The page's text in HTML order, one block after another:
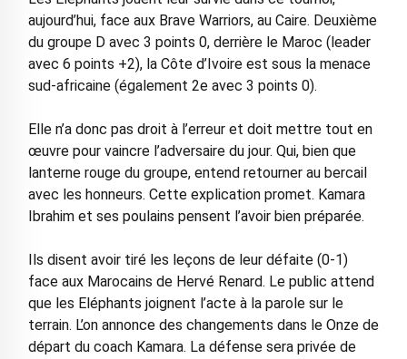
aujourd’hui, face aux Brave Warriors, au Caire. Deuxième
du groupe D avec 3 points 0, derrière le Maroc (leader
avec 6 points +2), la Côte d’Ivoire est sous la menace
sud-africaine (également 2e avec 3 points 0).
Elle n’a donc pas droit à l’erreur et doit mettre tout en
œuvre pour vaincre l’adversaire du jour. Qui, bien que
lanterne rouge du groupe, entend retourner au bercail
avec les honneurs. Cette explication promet. Kamara
Ibrahim et ses poulains pensent l’avoir bien préparée.
Ils disent avoir tiré les leçons de leur défaite (0-1)
face aux Marocains de Hervé Renard. Le public attend
que les Eléphants joignent l’acte à la parole sur le
terrain. L’on annonce des changements dans le Onze de
départ du coach Kamara. La défense sera privée de